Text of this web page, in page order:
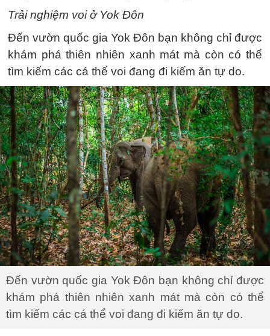
Trải nghiệm voi ở Yok Đôn
Đến vườn quốc gia Yok Đôn bạn không chỉ được
khám phá thiên nhiên xanh mát mà còn có thể
tìm kiếm các cá thể voi đang đi kiếm ăn tự do.
Đến vườn quốc gia Yok Đôn bạn không chỉ được
khám phá thiên nhiên xanh mát mà còn có thể
tìm kiếm các cá thể voi đang đi kiếm ăn tự do.